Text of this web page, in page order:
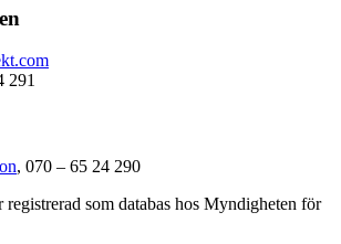
291
, 070 – 65 24 290
som databas hos Myndigheten för